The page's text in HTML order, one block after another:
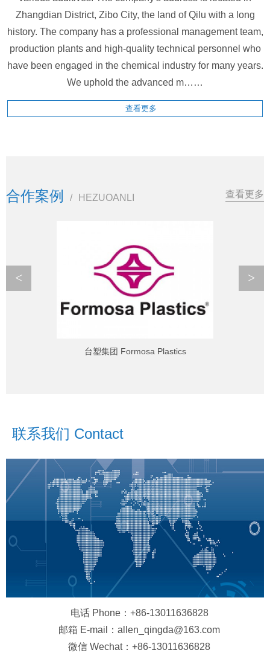
Zhangdian District, Zibo City, the land of Qilu with a long
history. The company has a professional management team,
production plants and high-quality technical personnel who
have been engaged in the chemical industry for many years.
We uphold the advanced m……
查看更多
合作案例 / HEZUOANLI 查看更多
台塑集团 Formosa Plastics
< >
联系我们 Contact
电话 Phone：+86-13011636828
邮箱 E-mail：allen_qingda@163.com
微信 Wechat：+86-13011636828